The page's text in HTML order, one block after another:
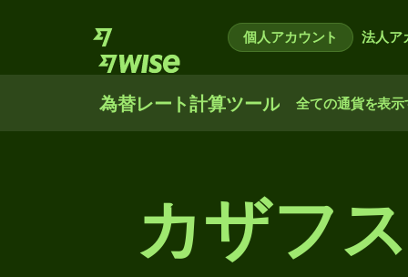
個人アカウント 法人ア
為替レート計算ツール 全ての通貨を表示
カザフ